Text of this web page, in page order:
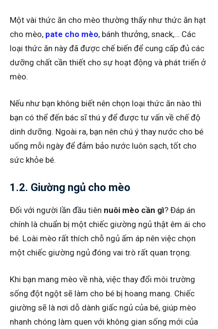
Một vài thức ăn cho mèo thường thấy như thức ăn hạt
cho mèo, pate cho mèo, bánh thưởng, snack,… Các
loại thức ăn này đã được chế biến để cung cấp đủ các
dưỡng chất cần thiết cho sự hoạt động và phát triển ở
mèo.
Nếu như bạn không biết nên chọn loại thức ăn nào thì
bạn có thể đến bác sĩ thú y để được tư vấn về chế độ
dinh dưỡng. Ngoài ra, bạn nên chú ý thay nước cho bé
uống mỗi ngày để đảm bảo nước luôn sạch, tốt cho
sức khỏe bé.
1.2. Giường ngủ cho mèo
Đối với người lần đầu tiên nuôi mèo cần gì? Đáp án
chính là chuẩn bị một chiếc giường ngủ thật êm ái cho
bé. Loài mèo rất thích chỗ ngủ ấm áp nên việc chọn
một chiếc giường ngủ đóng vai trò rất quan trọng.
Khi bạn mang mèo về nhà, việc thay đổi môi trường
sống đột ngột sẽ làm cho bé bị hoang mang. Chiếc
giường sẽ là nơi dỗ dành giấc ngủ của bé, giúp mèo
nhanh chóng làm quen với không gian sống mới của